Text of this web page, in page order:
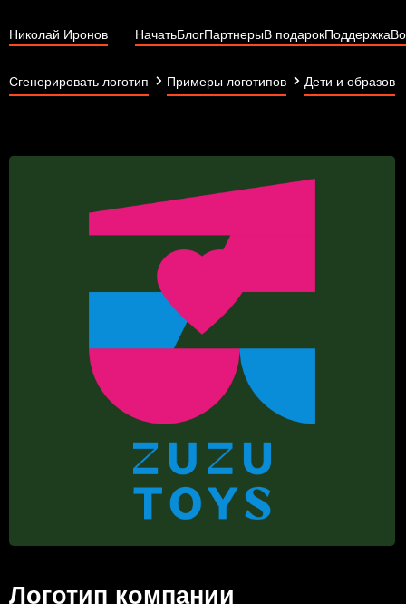
Николай Иронов НачатьБлогПартнерыВ подарокПоддержка
Сгенерировать логотип Примеры логотипов Дети и
Логотип компании